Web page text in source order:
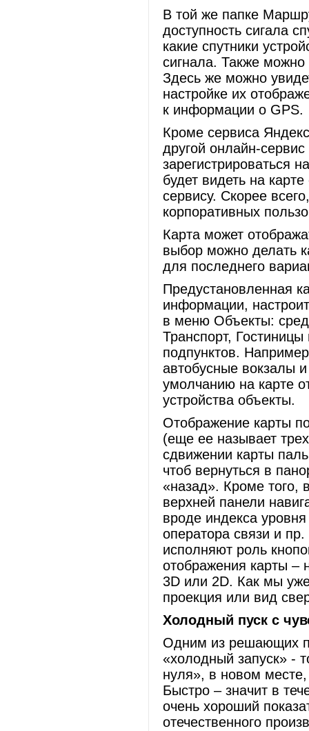
В той же папке
доступность сигала
какие спутники
сигнала. Также можно
Здесь же можно
настройке их
к информации о GPS.
Кроме сервиса
другой онлайн-
зарегистрироваться
будет видеть на
сервису. Скорее
корпоративных
Карта может
выбор можно делать
для последнего
Предустановленная
информации,
в меню Объекты:
Транспорт,
подпунктов.
автобусные вокзалы
умолчанию на карте
устройства объекты.
Отображение карты
(еще ее называет
сдвижении карты
чтоб вернуться в
«назад». Кроме того,
верхней панели
вроде индекса
оператора связи и
исполняют роль
отображения карты –
3D или 2D. Как мы
проекция или вид
Холодный пуск с
Одним из решающих
«холодный запуск» -
нуля», в новом
Быстро – значит в
очень хороший
отечественного